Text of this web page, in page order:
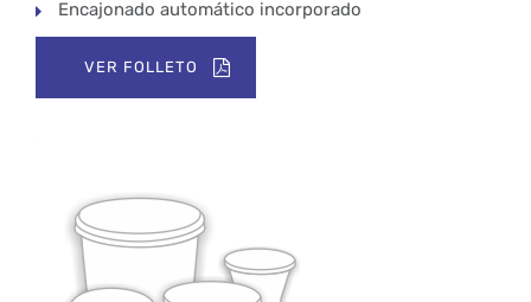
Encajonado automático incorporado
VER FOLLETO